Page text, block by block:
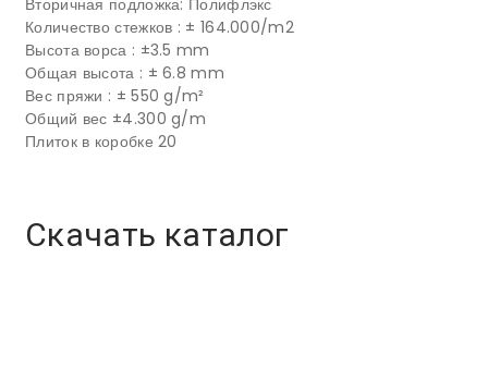
Количество стежков : ± 164.000/m2
Высота ворса : ±3.5 mm
Общая высота : ± 6.8 mm
Вес пряжи : ± 550 g/m²
Общий вес ±4.300 g/m
Плиток в коробке 20
Скачать каталог